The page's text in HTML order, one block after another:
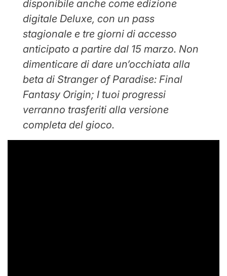
disponibile anche come edizione
digitale Deluxe, con un pass
stagionale e tre giorni di accesso
anticipato a partire dal 15 marzo. Non
dimenticare di dare un’occhiata alla
beta di Stranger of Paradise: Final
Fantasy Origin; I tuoi progressi
verranno trasferiti alla versione
completa del gioco.